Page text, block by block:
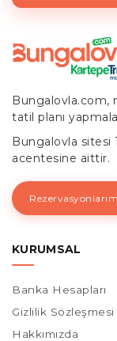
Bungalovla.com,
tatil planı
Bungalovla
acentesine aittir.
Rezervasyonlarım
KURUMSAL
Banka Hesapları
Gizlilik Sözleşmesi
Hakkımızda